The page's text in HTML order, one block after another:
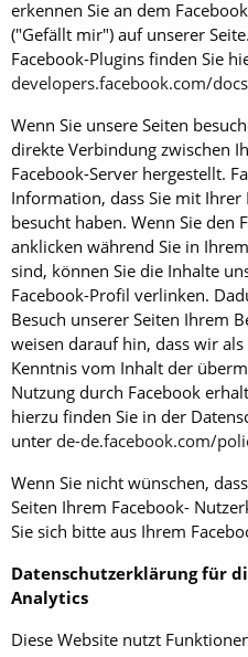
erkennen Sie an dem
("Gefällt mir") auf unserer
Facebook-Plugins finden Sie
developers.facebook.com/
Wenn Sie unsere Seiten
direkte Verbindung zwischen
Facebook-Server hergestellt.
Information, dass Sie mit Ihrer
besucht haben. Wenn Sie den
anklicken während Sie in
sind, können Sie die Inhalte
Facebook-Profil verlinken.
Besuch unserer Seiten Ihrem
weisen darauf hin, dass wir
Kenntnis vom Inhalt der
Nutzung durch Facebook
hierzu finden Sie in der
unter de-de.facebook.com/
Wenn Sie nicht wünschen,
Seiten Ihrem Facebook-
Sie sich bitte aus Ihrem
Datenschutzerklärung für
Analytics
Diese Website nutzt